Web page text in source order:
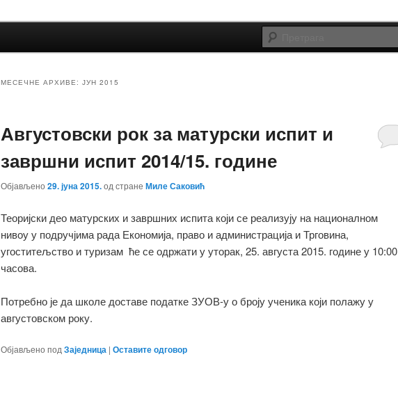
МЕСЕЧНЕ АРХИВЕ: ЈУН 2015
Августовски рок за матурски испит и
завршни испит 2014/15. године
Објављено 29. јуна 2015.од стране Миле Саковић
Теоријски део матурских и завршних испита који се реализују на националном
нивоу у подручјима рада Економија, право и администрација и Трговина,
угоститељство и туризам ће се одржати у уторак, 25. августа 2015. године у 10:00
часова.
Потребно је да школе доставе податке ЗУОВ-у о броју ученика који полажу у
августовском року.
Објављено под Заједница | Оставите одговор